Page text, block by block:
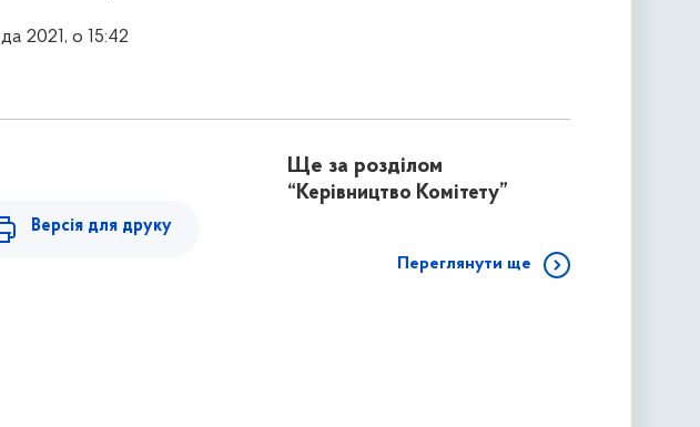
2021, о 15:42
Версія для друку
Ще за розділом
“Керівництво Комітету”
Переглянути ще